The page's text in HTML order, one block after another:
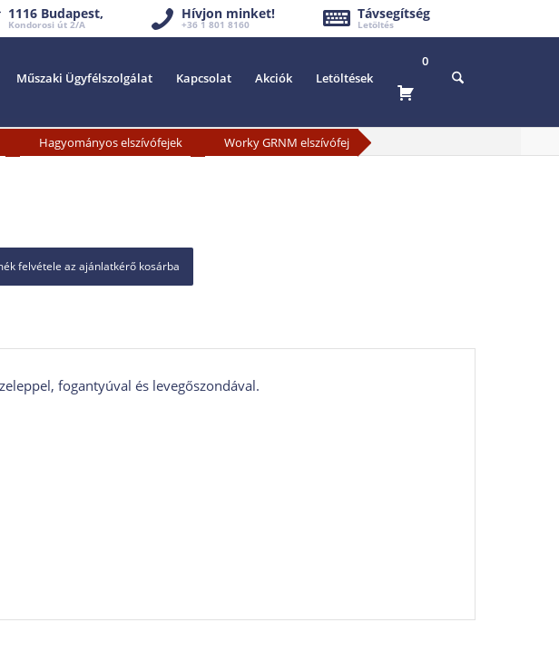
1116 Budapest,
Kondorosi út 2/A
Hívjon minket!
+36 1 801 8160
Távsegítség
Letöltés
Műszaki Ügyfélszolgálat Kapcsolat Akciók Letöltések
0
Hagyományos elszívófejek Worky GRNM elszívófej
felvétele az ajánlatkérő kosárba
fogantyúval és levegőszondával.